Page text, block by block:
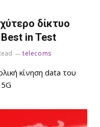
δίκτυο
in Test
telecoms
κίνηση data του